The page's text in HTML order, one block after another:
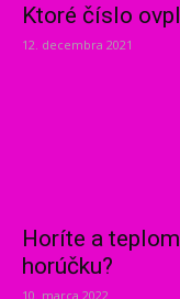
Ktoré číslo
12. decembra 2021
Horíte a
horúčku?
10. marca 2022